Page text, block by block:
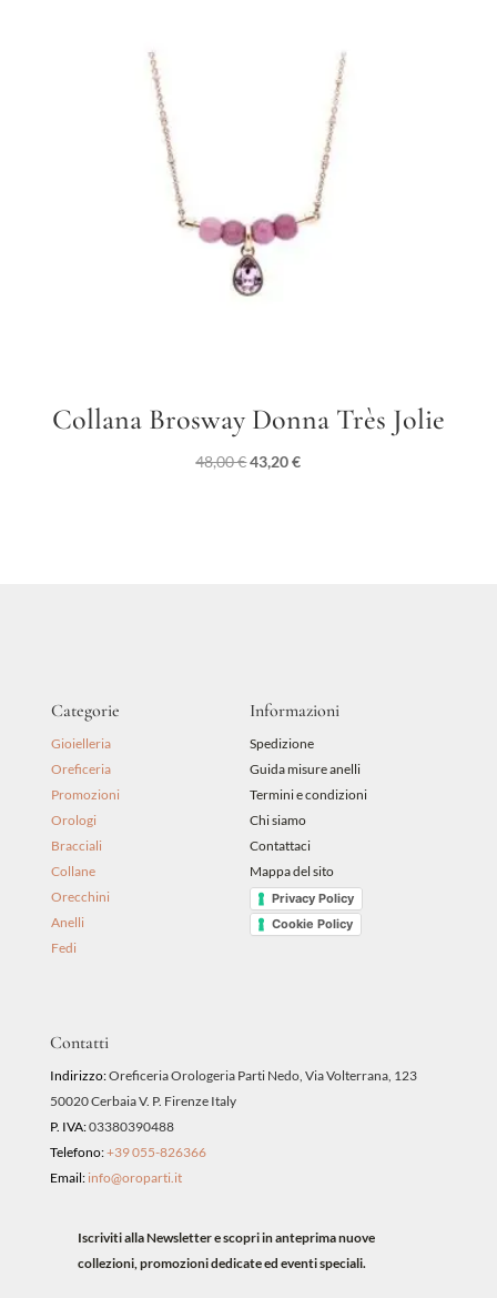
Collana Brosway Donna Très Jolie
48,00€Il
43,20€Il
Categorie
Gioielleria
Oreficeria
Promozioni
Orologi
Bracciali
Collane
Orecchini
Anelli
Fedi
Informazioni
Spedizione
Guida misure anelli
Termini e condizioni
Chi siamo
Contattaci
Mappa del sito
Privacy Policy
Cookie Policy
Contatti
Indirizzo:Oreficeria Orologeria Parti Nedo, Via Volterrana, 123
50020 Cerbaia V. P. Firenze Italy
P. IVA:03380390488
Telefono:+39 055-826366
Email: info@oroparti.it
Iscriviti alla Newsletter e scopri in anteprima nuove
collezioni, promozioni dedicate ed eventi speciali.